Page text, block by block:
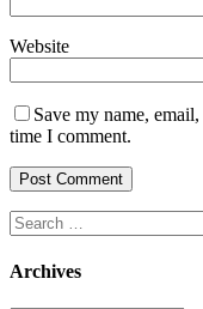
Website
Save my name,
time I comment.
Search
for:
Archives